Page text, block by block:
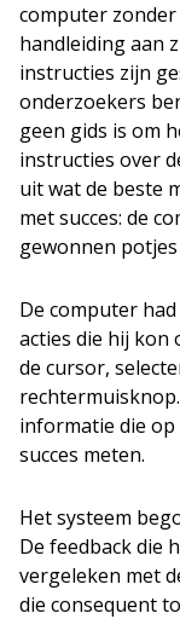
computer
handleiding aan
instructies zijn
onderzoekers
geen gids is om
instructies over
uit wat de beste
met succes: de
gewonnen
De computer
acties die hij kon
de cursor,
informatie die op
succes meten.
Het systeem
De feedback die
vergeleken met
die consequent